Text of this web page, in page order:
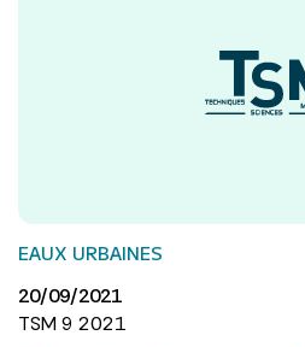
EAUX URBAINES
20/09/2021
TSM 9 2021